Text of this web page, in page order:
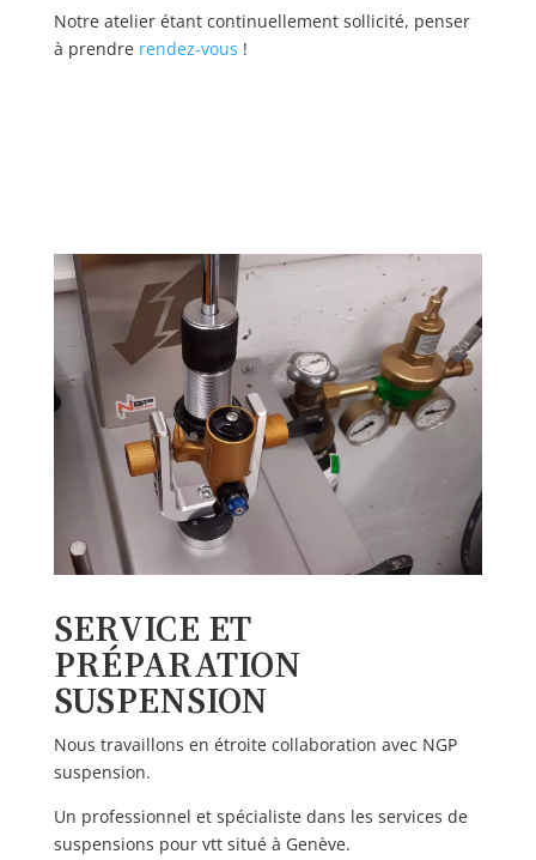
Notre atelier étant continuellement sollicité, penser
à prendre rendez-vous !
SERVICE ET
PRÉPARATION
SUSPENSION
Nous travaillons en étroite collaboration avec NGP
suspension.
Un professionnel et spécialiste dans les services de
suspensions pour vtt situé à Genève.